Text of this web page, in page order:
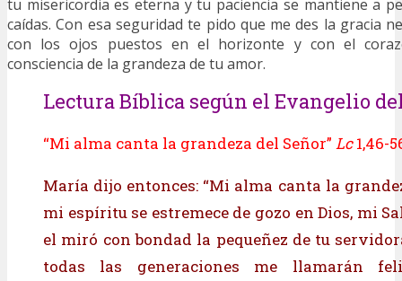
tu misericordia es eterna y tu paciencia se mantiene a
caídas. Con esa seguridad te pido que me des la gracia
con los ojos puestos en el horizonte y con el
consciencia de la grandeza de tu amor.
Lectura Bíblica según el Evangelio
“Mi alma canta la grandeza del Señor” Lc1,46-
María dijo entonces: “Mi alma canta la
mi espíritu se estremece de gozo en Dios, mi
el miró con bondad la pequeñez de tu
todas las generaciones me llamarán